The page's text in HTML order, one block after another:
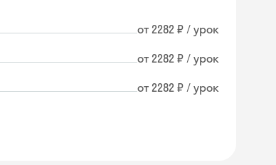
от 2282 ₽ / урок
от 2282 ₽ / урок
от 2282 ₽ / урок